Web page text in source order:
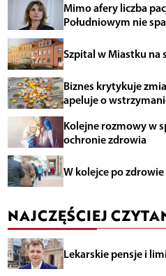
Mimo afery liczba
Południowym nie
Szpital w Miastku na
Biznes krytykuje
apeluje o
Kolejne rozmowy w
ochronie zdrowia
W kolejce po zdrowie
NAJCZĘŚCIEJ
Lekarskie pensje i